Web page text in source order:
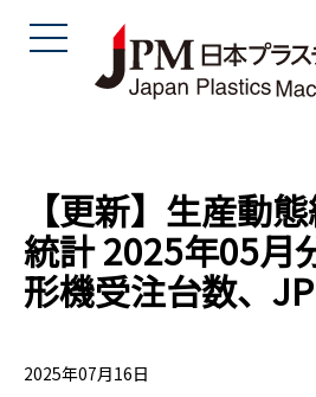
【更新】生産動
統計 2025年05月
形機受注台数、
2025年07月16日